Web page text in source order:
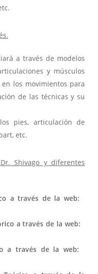
a través de modelos
y músculos
los movimientos para
de las técnicas y su
pies, articulación de
etc.
Shivago y diferentes
a través de la web:
a través de la web:
a través de la web: